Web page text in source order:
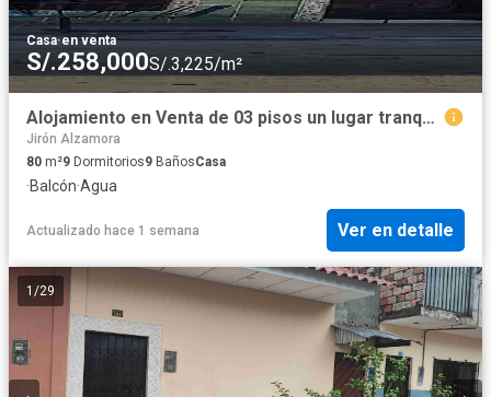
Casa·en venta
S/.258,000S/.3,225/m²
Alojamiento en Venta de 03 pisos un lugar tranquilo cerca al Hospital Iquitos
Jirón Alzamora
80 m²9 Dormitorios9 BañosCasa
·Balcón·Agua
Actualizado hace 1 semana Ver en detalle
1 /29